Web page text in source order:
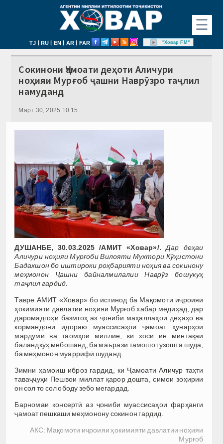
☰
TJ | RU | EN | AR | FAR "Ховар FM"
Сокинони Ҷамоати деҳоти Аличури
ноҳияи Мурғоб ҷашни Наврӯзро таҷлил
намуданд
Март 30, 2025 10:15
ДУШАНБЕ, 30.03.2025 /АМИТ «Ховар»/.
Дар деҳаи
Аличури ноҳияи Мурғоби Вилояти Мухтори Кӯҳистони
Бадахшон бо иштироки роҳбарияти ноҳия ва сокинону
меҳмонон Ҷашни байналмилалии Наврӯз бошукуҳ
таҷлил гардид.
Тавре АМИТ «Ховар» бо истинод ба Мақомоти иҷроияи
ҳокимияти давлатии ноҳияи Мурғоб хабар медиҳад, дар
даромадгоҳи базмгоҳ аз ҷониби маҳаллаҳои деҳаҳо ва
кормандони идораю муассисаҳои ҷамоат ҳунарҳои
мардумӣ ва таомҳои миллие, ки хоси ин минтақаи
баландкӯҳ мебошанд, ба маърази тамошо гузошта шуда,
ба меҳмонон муаррифӣ шуданд.
Зимни ҳамоиш иброз гардид, ки Ҷамоати Аличур таҳти
таваҷҷуҳи Пешвои миллат қарор дошта, симои зоҳирии
он сол то сол ободу зебо мегардад.
Барномаи консертӣ аз ҷониби муассисаҳои фарҳанги
ҷамоат пешкаши меҳмонону сокинон гардид.
АКС: Мақомоти иҷроияи ҳокимияти давлатии ноҳияи
Мурғоб